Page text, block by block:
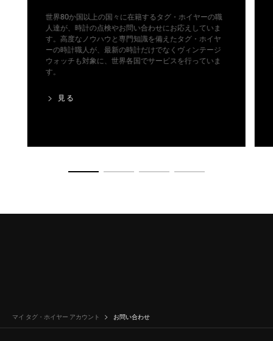
世界80か国以上の国々に在籍するタグ・ホイヤーの職
人達が、時計の点検やお問い合わせにお応えしていま
す。高度なノウハウと専門知識を備えたタグ・ホイヤ
ーの時計職人が、最新の時計だけでなくヴィンテージ
ウォッチも対象に、世界各国でサービスを行っていま
す。
見る
マイ タグ・ホイヤー アカウント お問い合わせ